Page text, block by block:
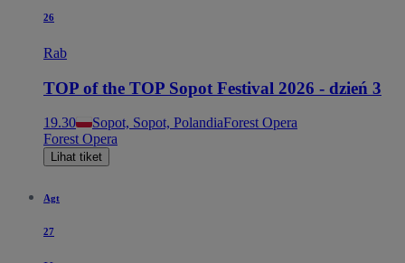
26
Rab
TOP of the TOP Sopot Festival 2026 - dzień 3
19.30 Sopot, Sopot, PolandiaForest Opera
Forest Opera
Lihat tiket
Agt
27